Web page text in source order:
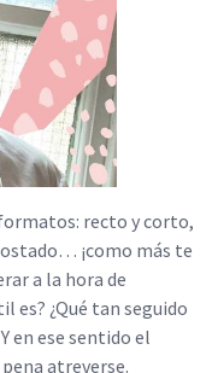
recto y corto,
¡como más te
a la hora de
es? ¿Qué tan seguido
en ese sentido el
atreverse.